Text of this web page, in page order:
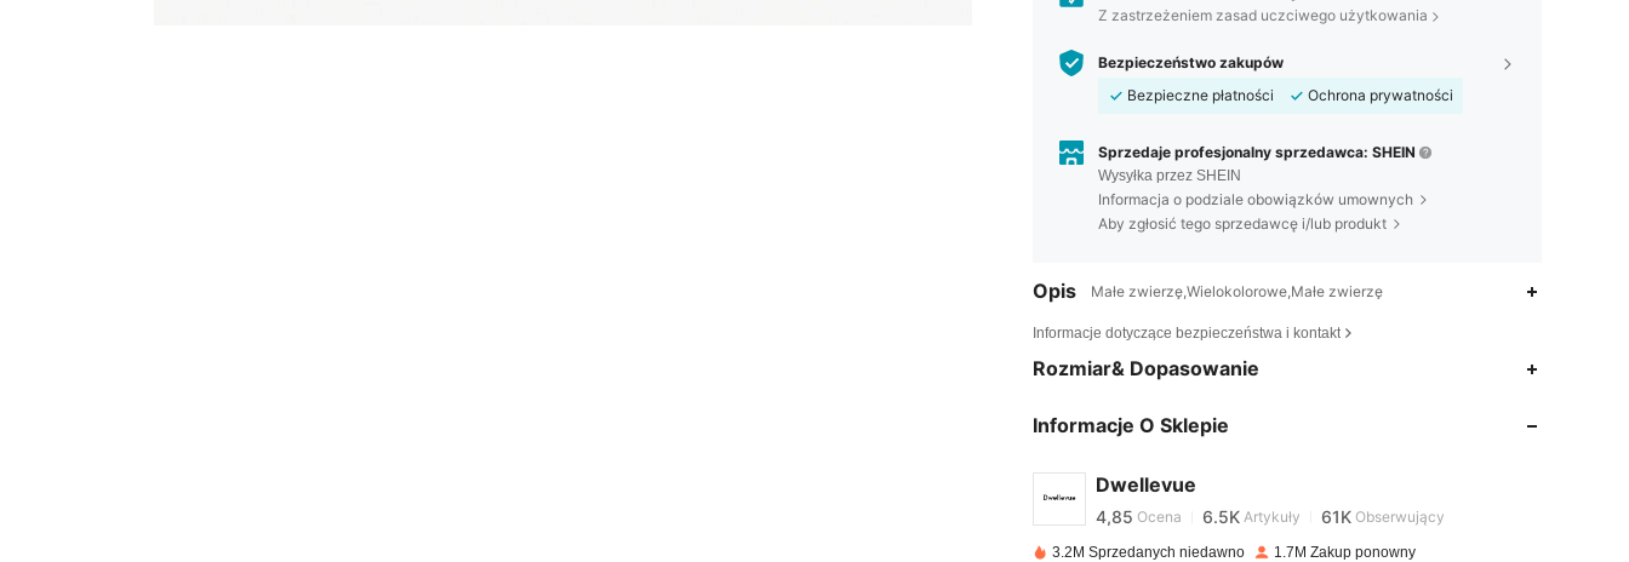
Z zastrzeżeniem zasad uczciwego użytkowania
Bezpieczeństwo zakupów
Bezpieczne płatności
Ochrona prywatności
Sprzedaje profesjonalny sprzedawca: SHEIN
Wysyłka przez SHEIN
Informacja o podziale obowiązków umownych
Aby zgłosić tego sprzedawcę i/lub produkt
Opis Małe zwierzę,Wielokolorowe,Małe zwierzę
Informacje dotyczące bezpieczeństwa i kontakt
Rozmiar& Dopasowanie
Informacje O Sklepie
Dwellevue
4,85 6.5K
4,85 6.5K
4,85 Ocena 6.5K Artykuły 61K Obserwujący
3.2M Sprzedanych niedawno 1.7M Zakup ponowny